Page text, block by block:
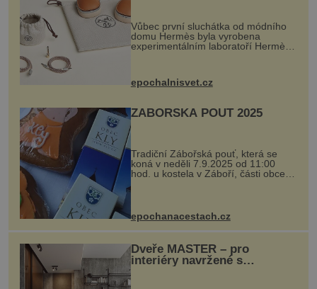
Vůbec první sluchátka od módního
domu Hermès byla vyrobena
experimentálním laboratoří Hermès
kovový...
epochalnisvet.cz
ZÁBOŘSKÁ POUŤ 2025
Tradiční Zábořská pouť, která se
koná v neděli 7.9.2025 od 11:00
hod. u kostela v Záboří, části obce
Kly u Mělníka. V programu naleznete
komentovanou prohlídku kostela,
epochanacestach.cz
Dveře MASTER – pro
interiéry navržené s
rozumem i vášní!